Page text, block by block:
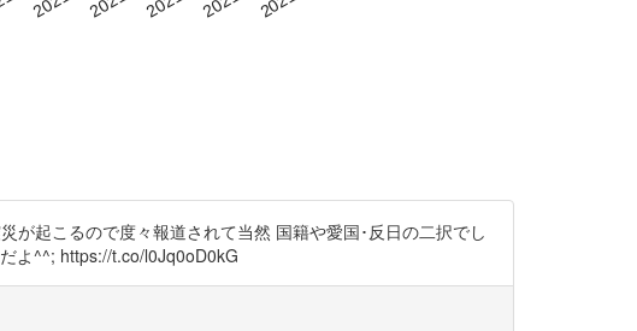
起こるので度々報道されて当然 国籍や愛国･反日の二択でし
よ^^; https://t.co/l0Jq0oD0kG